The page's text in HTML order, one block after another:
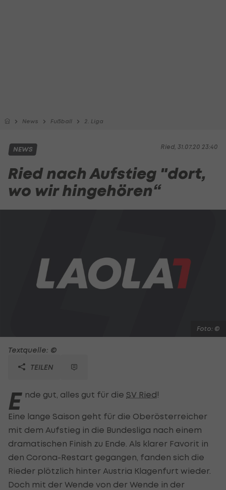
News Fußball 2. Liga
Ried, 31.07.20 23:40
NEWS
Ried nach Aufstieg "dort,
wo wir hingehören“
Foto: ©
Textquelle: ©
TEILEN
E nde gut, alles gut für die SV Ried!
Eine lange Saison geht für die Oberösterreicher
mit dem Aufstieg in die Bundesliga nach einem
dramatischen Finish zu Ende. Als klarer Favorit in
den Corona-Restart gegangen, fanden sich die
Rieder plötzlich hinter Austria Klagenfurt wieder.
Doch mit der Wende von der Wende in der